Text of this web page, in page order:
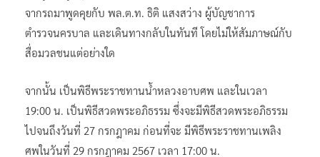
จากรถมาพูดคุยกับ พล.ต.ท. ธิติ แสงสว่าง ผู้บัญชาการ
ตำรวจนครบาล และเดินทางกลับในทันที โดยไม่ให้สัมภาษณ์กับ
สื่อมวลชนแต่อย่างใด
จากนั้น เป็นพิธีพระราชทานน้ำหลวงอาบศพ และในเวลา
19:00 น. เป็นพิธีสวดพระอภิธรรม ซึ่งจะมีพิธีสวดพระอภิธรรม
ไปจนถึงวันที่ 27 กรกฎาคม ก่อนที่จะ มีพิธีพระราชทานเพลิง
ศพในวันที่ 29 กรกฎาคม 2567 เวลา 17:00 น.